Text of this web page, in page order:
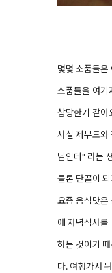
몇몇 소품들은
소품들을 여기
상당한거 같아
사실 제부도와
님인데" 라는
물론 단골이
요즘 음식맛은
에 저녁식사를
하는 것이기
다. 여행가서